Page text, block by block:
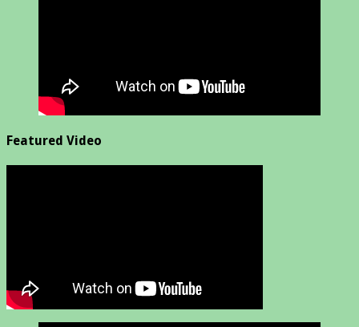
Featured Video